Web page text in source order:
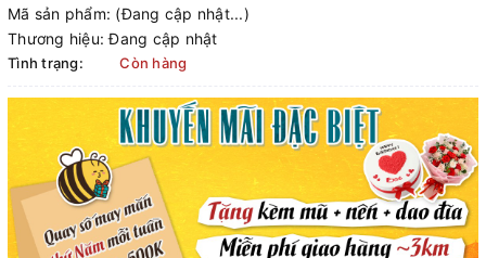
Mã sản phẩm: (Đang cập nhật...)
Thương hiệu: Đang cập nhật
Tình trạng: Còn hàng